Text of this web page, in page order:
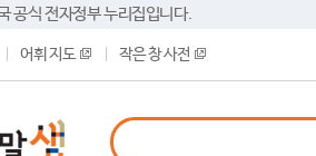
공식 전자정부 누리집입니다.
어휘 지도 작은 창 사전